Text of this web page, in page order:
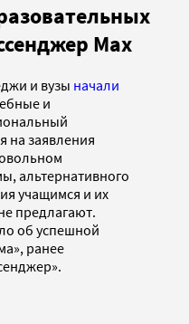
Max
и вузы начали
и
на заявления
альтернативного
учащимся и их
предлагают.
об успешной
ранее